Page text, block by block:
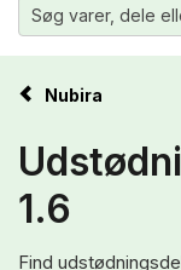
Nubira
1.6
Find